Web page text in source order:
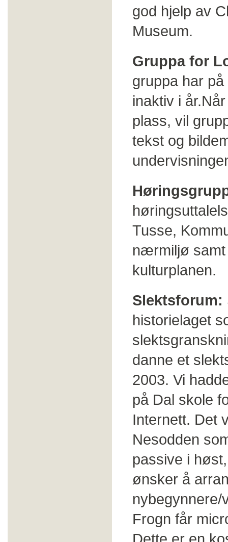
god hjelp av
Museum.
Gruppa for
gruppa har
inaktiv i
plass, vil
tekst og
Tusse,
nærmiljø samt
kulturplanen.
Slektsforum:
historielaget
danne et
2003. Vi
på Dal skole
Internett. Det
Nesodden
passive i
ønsker å
nybegynnere/
Frogn får